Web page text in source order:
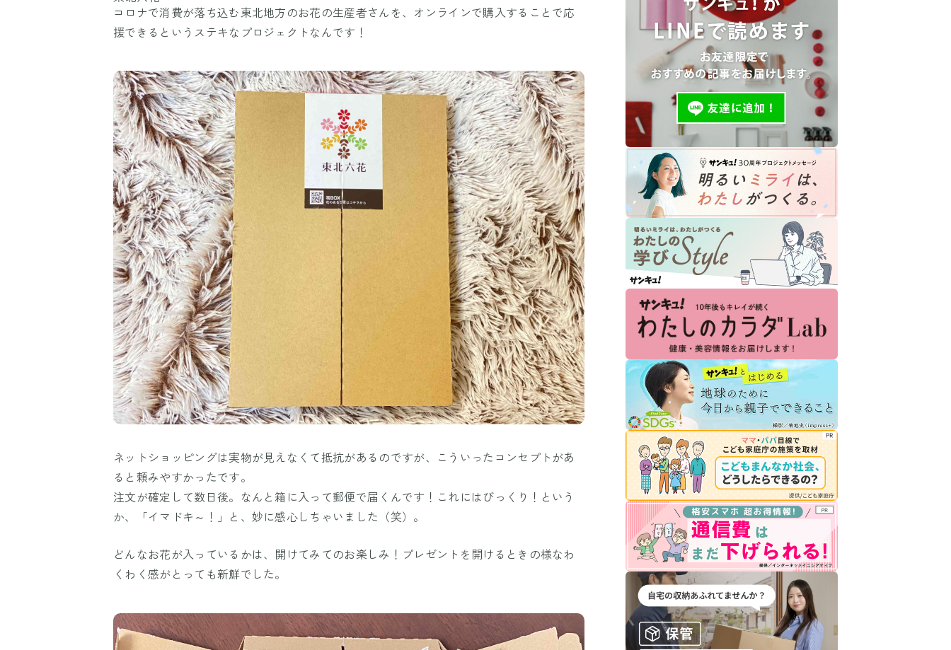
コロナで消費が落ち込む東北地方のお花の生産者さんを、オンラインで購入することで応
援できるというステキなプロジェクトなんです！
ネットショッピングは実物が見えなくて抵抗があるのですが、こういったコンセプトがあ
ると頼みやすかったです。
注文が確定して数日後。なんと箱に入って郵便で届くんです！これにはびっくり！という
か、「イマドキ～！」と、妙に感心しちゃいました（笑）。
どんなお花が入っているかは、開けてみてのお楽しみ！プレゼントを開けるときの様なわ
くわく感がとっても新鮮でした。